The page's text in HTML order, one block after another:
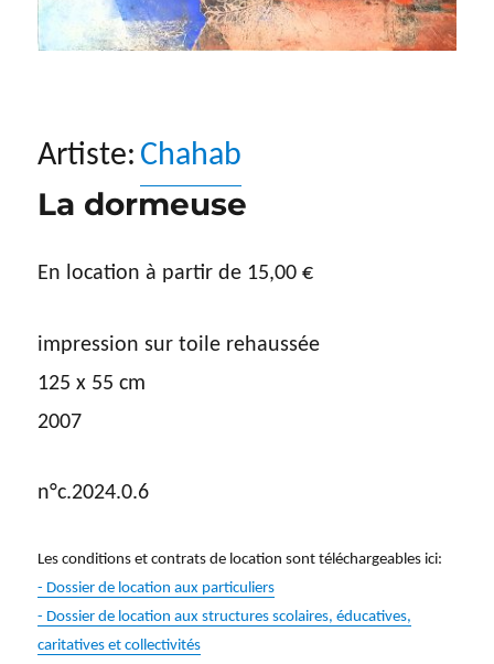
Artiste: Chahab
La dormeuse
En location à partir de 15,00€
impression sur toile rehaussée
125 x 55 cm
2007
n°c.2024.0.6
Les conditions et contrats de location sont téléchargeables ici:
- Dossier de location aux particuliers
- Dossier de location aux structures scolaires, éducatives,
caritatives et collectivités